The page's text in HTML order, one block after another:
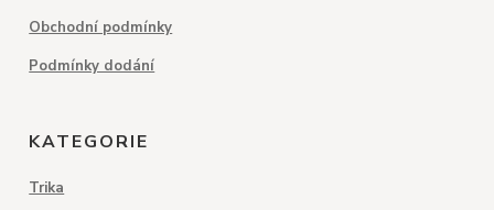
Obchodní podmínky
Podmínky dodání
KATEGORIE
Trika